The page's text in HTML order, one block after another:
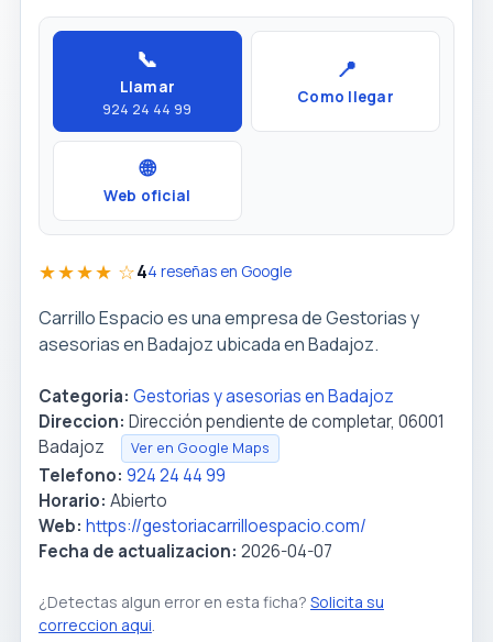
📞
Llamar
924 24 44 99
📍
Como llegar
🌐
Web oficial
★★★★ ☆44 reseñas en Google
Carrillo Espacio es una empresa de Gestorias y
asesorias en Badajoz ubicada en Badajoz.
Categoria: Gestorias y asesorias en Badajoz
Direccion: Dirección pendiente de completar, 06001
Badajoz
Ver en Google Maps
Telefono: 924 24 44 99
Horario: Abierto
Web: https://gestoriacarrilloespacio.com/
Fecha de actualizacion: 2026-04-07
¿Detectas algun error en esta ficha? Solicita su
correccion aqui